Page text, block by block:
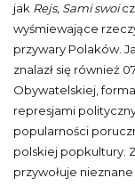
jak Rejs, Sami swoi
wyśmiewające
przywary Polaków.
znalazł się również
Obywatelskiej,
represjami
popularności
polskiej popkultury.
przywołuje